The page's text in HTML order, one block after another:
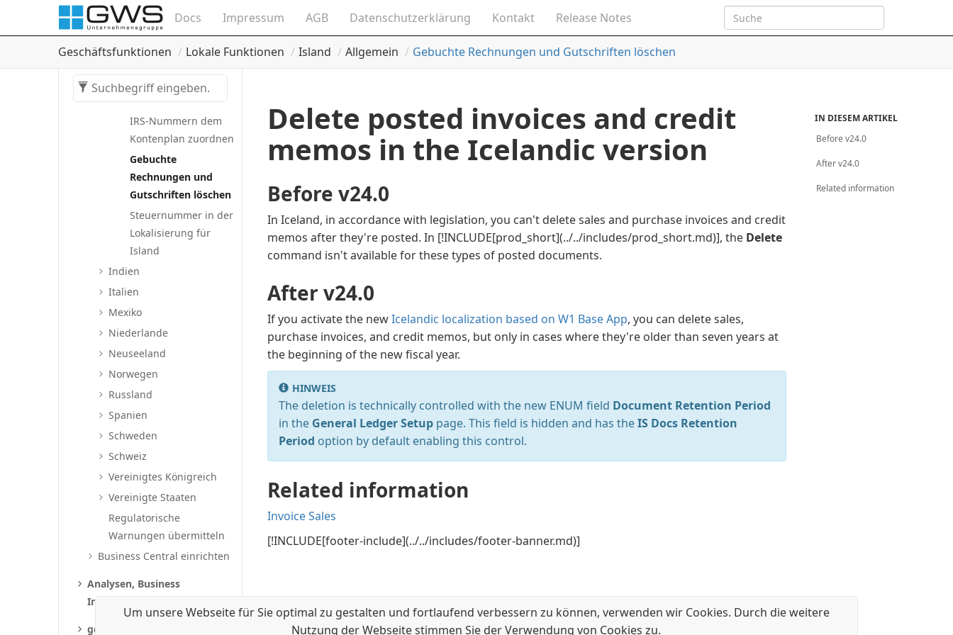
Um unsere Webseite für Sie optimal zu gestalten und fortlaufend verbessern zu können, verwenden wir Cookies. Durch die weitere
Nutzung der Webseite stimmen Sie der Verwendung von Cookies zu.
Docs Impressum AGB Datenschutzerklärung Kontakt Release Notes
Geschäftsfunktionen Lokale Funktionen Island Allgemein Gebuchte Rechnungen und Gutschriften löschen
Island: Einrichten der
W1-Kern-App
Fakturierung
Allgemein
IRS-Nummern dem
Kontenplan zuordnen
Gebuchte
Rechnungen und
Gutschriften löschen
Steuernummer in der
Lokalisierung für
Island
Indien
Italien
Mexiko
Niederlande
Neuseeland
Norwegen
Russland
Spanien
Schweden
Schweiz
Vereinigtes Königreich
Vereinigte Staaten
Regulatorische
Warnungen übermitteln
Business Central einrichten
Analysen, Business
Intelligence und Berichte
gevis ERP | VEO
Delete posted invoices and credit
memos in the Icelandic version
Before v24.0
In Iceland, in accordance with legislation, you can't delete sales and purchase invoices and credit
memos after they're posted. In [!INCLUDE[prod_short](../../includes/prod_short.md)], the Delete
command isn't available for these types of posted documents.
After v24.0
If you activate the newIcelandic localization based on W1 Base App, you can delete sales,
purchase invoices, and credit memos, but only in cases where they're older than seven years at
the beginning of the new fiscal year.
HINWEIS
The deletion is technically controlled with the new ENUM field Document Retention Period
in the General Ledger Setup page. This field is hidden and has theIS Docs Retention
Period option by default enabling this control.
Related information
Invoice Sales
[!INCLUDE[footer-include](../../includes/footer-banner.md)]
IN DIESEM ARTIKEL
Before v24.0
After v24.0
Related information